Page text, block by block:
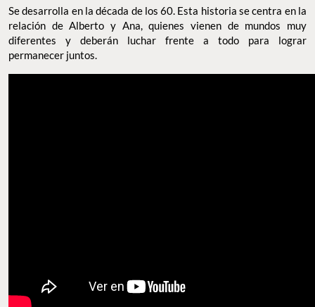
Se desarrolla en la década de los 60. Esta historia se centra en la
relación de Alberto y Ana, quienes vienen de mundos muy
diferentes y deberán luchar frente a todo para lograr
permanecer juntos.